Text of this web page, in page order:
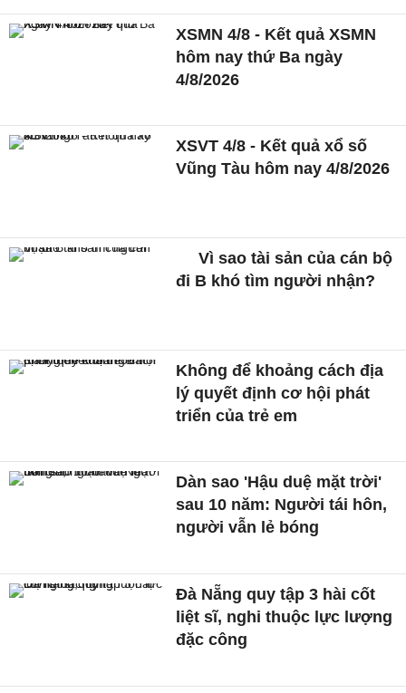
XSMN 4/8 - Kết quả XSMN
hôm nay thứ Ba ngày
4/8/2026
XSVT 4/8 - Kết quả xổ số
Vũng Tàu hôm nay 4/8/2026
Vì sao tài sản của cán bộ
đi B khó tìm người nhận?
Không để khoảng cách địa
lý quyết định cơ hội phát
triển của trẻ em
Dàn sao 'Hậu duệ mặt trời'
sau 10 năm: Người tái hôn,
người vẫn lẻ bóng
Đà Nẵng quy tập 3 hài cốt
liệt sĩ, nghi thuộc lực lượng
đặc công